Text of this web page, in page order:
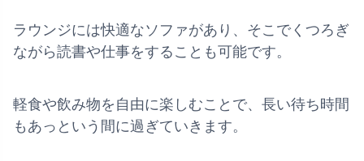
ラウンジには快適なソファがあり、そこでくつろぎ
ながら読書や仕事をすることも可能です。
軽食や飲み物を自由に楽しむことで、長い待ち時間
もあっという間に過ぎていきます。